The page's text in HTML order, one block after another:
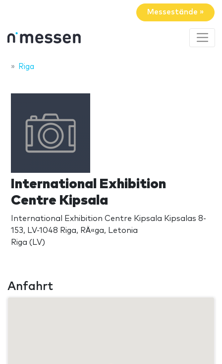
Messestände »
Riga
International Exhibition
Centre Kipsala
International Exhibition Centre Kipsala Kipsalas 8-
153, LV-1048 Riga, RÄ«ga, Letonia
Riga (LV)
Anfahrt